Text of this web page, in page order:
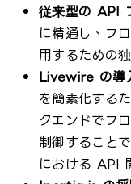
従来型の API
に精通し、フ
用するための
Livewire の導
を簡素化する
クエンドでフ
制御すること
における API